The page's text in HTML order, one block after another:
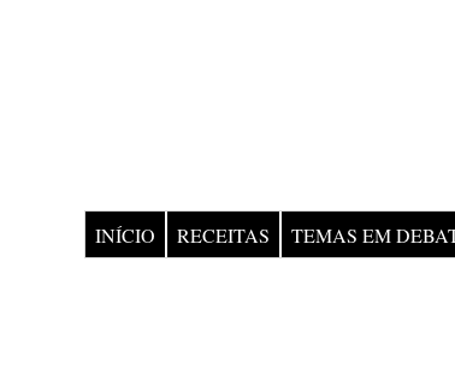
INÍCIO RECEITAS TEMAS EM